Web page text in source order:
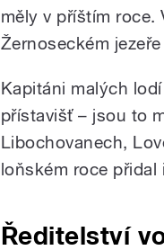
měly v příštím roce.
Žernoseckém
Kapitáni malých
přístavišť – jsou to
Libochovanech,
loňském roce přidal
Ředitelství